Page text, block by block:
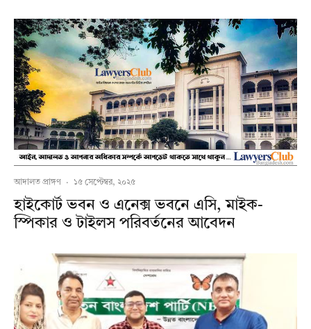
আদালত প্রাঙ্গণ · ১৫ সেপ্টেম্বর, ২০২৫
হাইকোর্ট ভবন ও এনেক্স ভবনে এসি, মাইক-
স্পিকার ও টাইলস পরিবর্তনের আবেদন